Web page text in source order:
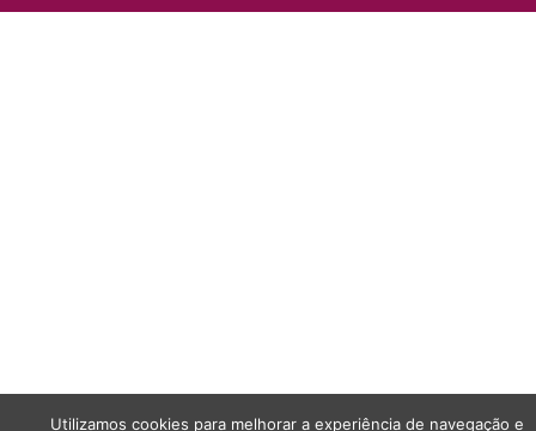
Utilizamos cookies para melhorar a experiência de navegação e